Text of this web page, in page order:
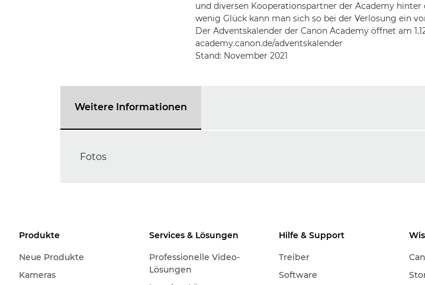
und diversen Kooperationspartner der Academy
wenig Glück kann man sich so bei der Verlosung ein
Der Adventskalender der Canon Academy öffnet am
academy.canon.de/adventskalender
Stand: November 2021
Weitere Informationen
Fotos
Produkte
Neue Produkte
Kameras
Services & Lösungen
Professionelle Video-
Lösungen
Hilfe & Support
Treiber
Software